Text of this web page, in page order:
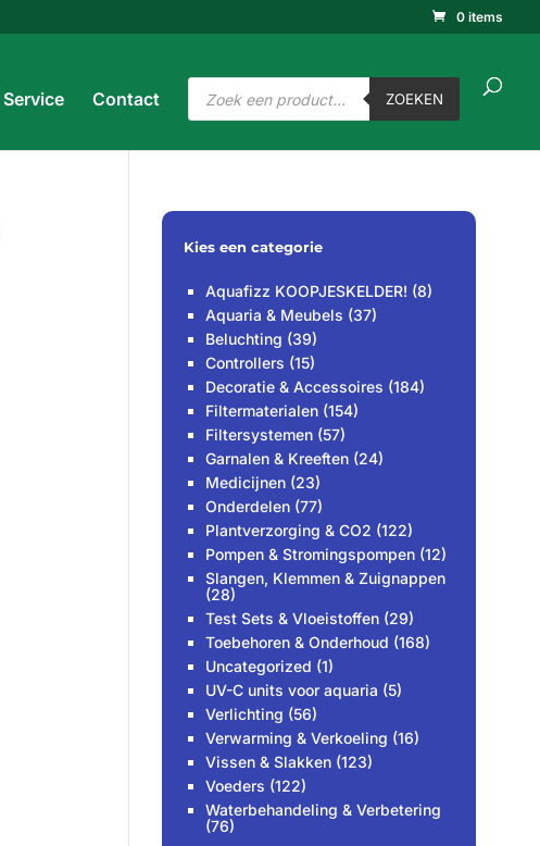
0 items
Service Contact
Producten
zoeken
ZOEKEN
Producten
Kies een categorie
Aquafizz KOOPJESKELDER! (8)
Aquaria & Meubels (37)
Beluchting (39)
Controllers (15)
Decoratie & Accessoires (184)
Filtermaterialen (154)
Filtersystemen (57)
Garnalen & Kreeften (24)
Medicijnen (23)
Onderdelen (77)
Plantverzorging & CO2 (122)
Pompen & Stromingspompen (12)
Slangen, Klemmen & Zuignappen
(28)
Test Sets & Vloeistoffen (29)
Toebehoren & Onderhoud (168)
Uncategorized (1)
UV-C units voor aquaria (5)
Verlichting (56)
Verwarming & Verkoeling (16)
Vissen & Slakken (123)
Voeders (122)
Waterbehandeling & Verbetering
(76)